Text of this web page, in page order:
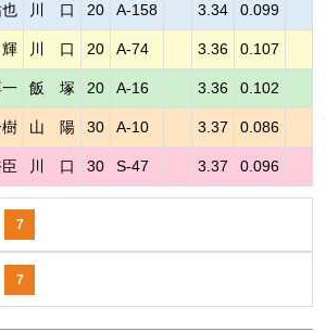
川 口 20 A-158 3.34 0.099
川 口 20 A-74 3.36 0.107
飯 塚 20 A-16 3.36 0.102
山 陽 30 A-10 3.37 0.086
川 口 30 S-47 3.37 0.096
7
7